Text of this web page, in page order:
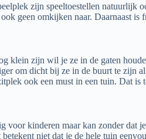
zijn speeltoestellen natuurlijk
geen omkijken naar. Daarnaast
klein zijn wil je ze in de gaten
om dicht bij ze in de buurt te zijn
ook een must in een tuin. Dat is
voor kinderen maar kan zonder dat
niet dat je de hele tuin